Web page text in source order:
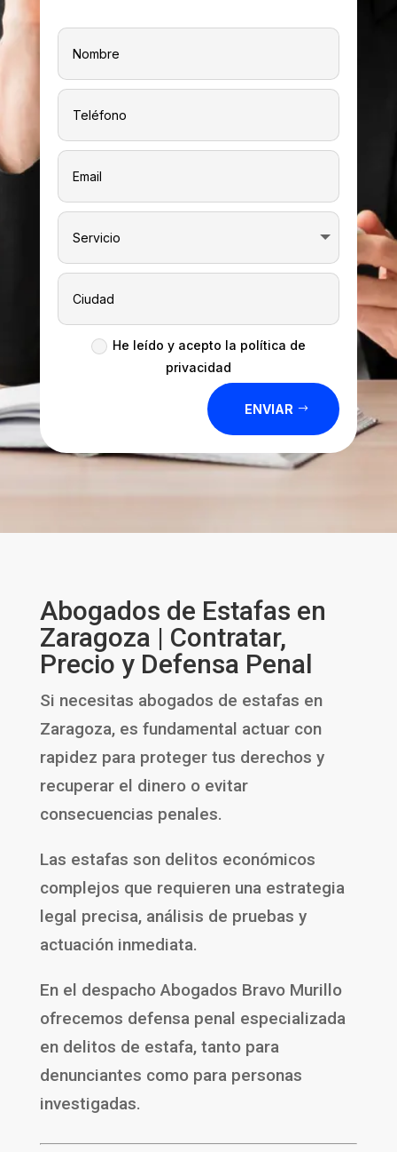
He leído y acepto la política de
privacidad
ENVIAR
Abogados de Estafas en
Zaragoza | Contratar,
Precio y Defensa Penal
Si necesitas abogados de estafas en
Zaragoza, es fundamental actuar con
rapidez para proteger tus derechos y
recuperar el dinero o evitar
consecuencias penales.
Las estafas son delitos económicos
complejos que requieren una estrategia
legal precisa, análisis de pruebas y
actuación inmediata.
En el despacho Abogados Bravo Murillo
ofrecemos defensa penal especializada
en delitos de estafa, tanto para
denunciantes como para personas
investigadas.